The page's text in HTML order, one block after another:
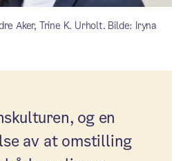
Aker, Trine K. Urholt. Bilde: Iryna
og en
av at omstilling